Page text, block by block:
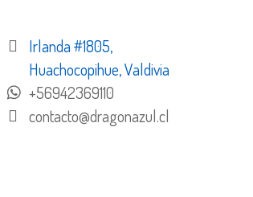
Irlanda #1805,
Huachocopihue, Valdivia
+56942369110
contacto@dragonazul.cl